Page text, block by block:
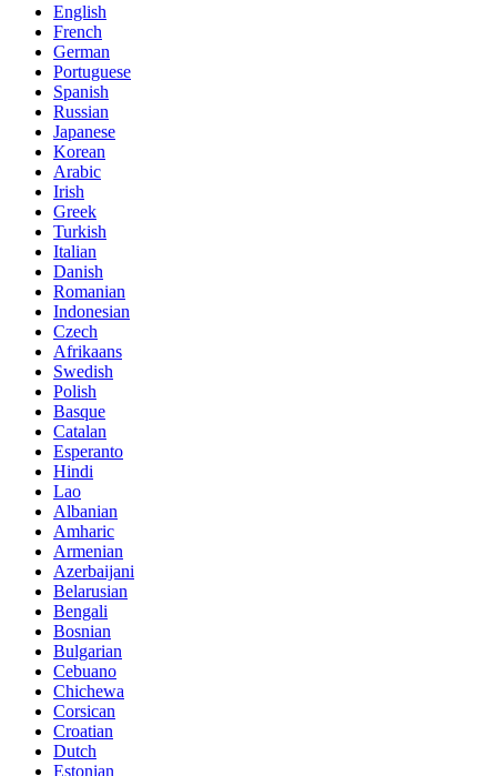
English
French
German
Portuguese
Spanish
Russian
Japanese
Korean
Arabic
Irish
Greek
Turkish
Italian
Danish
Romanian
Indonesian
Czech
Afrikaans
Swedish
Polish
Basque
Catalan
Esperanto
Hindi
Lao
Albanian
Amharic
Armenian
Azerbaijani
Belarusian
Bengali
Bosnian
Bulgarian
Cebuano
Chichewa
Corsican
Croatian
Dutch
Estonian